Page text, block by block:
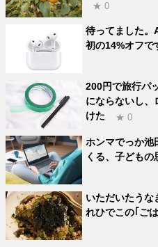
★ 0
待ってました
初の14%オフで
200円で旅行パ
にならないし、
けた
★ 0
ホンマでっか池
くる、子どもの
いただいたうな
れひでこの｢ごは